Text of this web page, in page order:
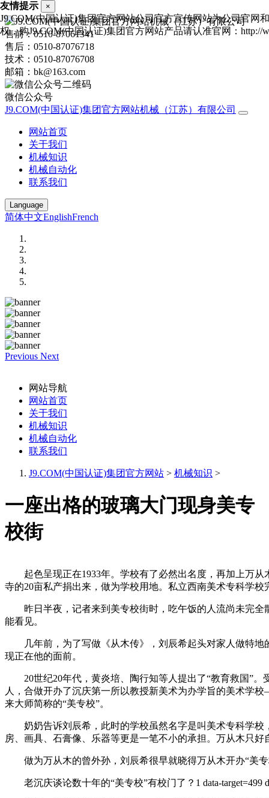
售前：0510-87061341
售后：0510-87076718
技术：0510-87076708
邮箱：bk@163.com
微信公众号
J9.COM(中国认证)集团官方网站机械（江苏）有限公司
网站首页
关于我们
机械知识
机械自动化
联系我们
Language
简体中文EnglishFrench
Previous Next
网站导航
网站首页
关于我们
机械知识
机械自动化
联系我们
J9.COM(中国认证)集团官方网站 > 机械知识 >
一座出格的玻璃大门现身美专
校街
起色呈现正在1933年。学校有了必然出名度，再加上万从
寺的20亩私产捐出来，做为学校用地。私立西南美术专科学
昨日半夜，记者来到美专校街时，吃午饭的人流尚未完全
能看见。
几年前，为了写做《从木传》，刘辰希起头对家人做特地
现正在他的面前。
20世纪20年代，黄炎培、陶行知等人提出了“教育救国”。
人，合做开办了沉庆第一所以教授新美术为办学旨的美术学
来大师简称的“美专校”。
奶奶告诉刘辰希，此时的学校虽然名字是叫美术专科学校
房、画具、石膏像、乐器等更是一笔不小的承担。万从木只好
做为万从木的曾外孙，刘辰希很早就晓得万从木开办“美专
老沉庆谈论数十年的“美专校”有校门了？1 data-target=499
友情提示 ×
J9.COM(中国认证)集团官方网站公司官方宣传网站为公司官网
权，购J9.COM(中国认证)集团官方网站产品请认准官网：http://